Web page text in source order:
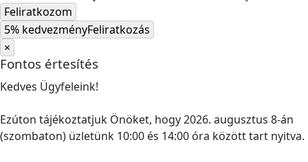
Feliratkozom
5% kedvezményFeliratkozás
×
Fontos értesítés
Kedves Ügyfeleink!
Ezúton tájékoztatjuk Önöket, hogy 2026. augusztus 8-án
(szombaton) üzletünk 10:00 és 14:00 óra között tart nyitva.